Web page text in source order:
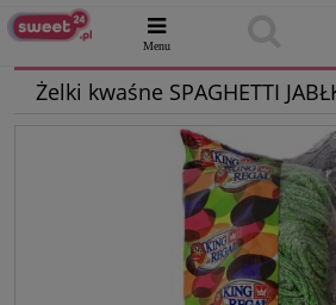
Żelki kwaśne SPAGHETTI